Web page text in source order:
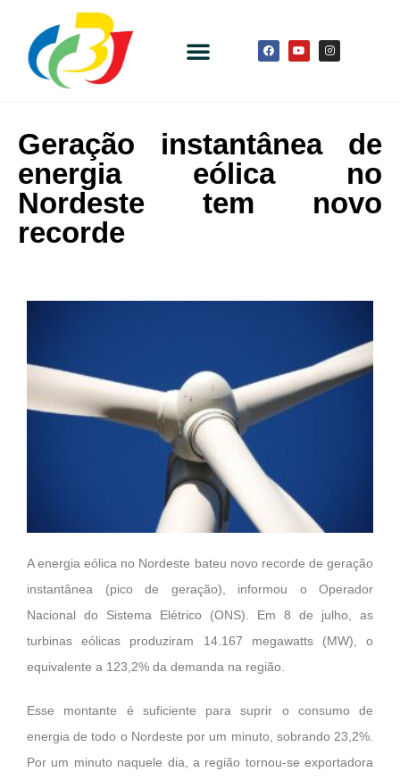
Geração instantânea de
energia eólica no
Nordeste tem novo
recorde
A energia eólica no Nordeste bateu novo recorde de geração
instantânea (pico de geração), informou o Operador
Nacional do Sistema Elétrico (ONS). Em 8 de julho, as
turbinas eólicas produziram 14.167 megawatts (MW), o
equivalente a 123,2% da demanda na região.
Esse montante é suficiente para suprir o consumo de
energia de todo o Nordeste por um minuto, sobrando 23,2%.
Por um minuto naquele dia, a região tornou-se exportadora